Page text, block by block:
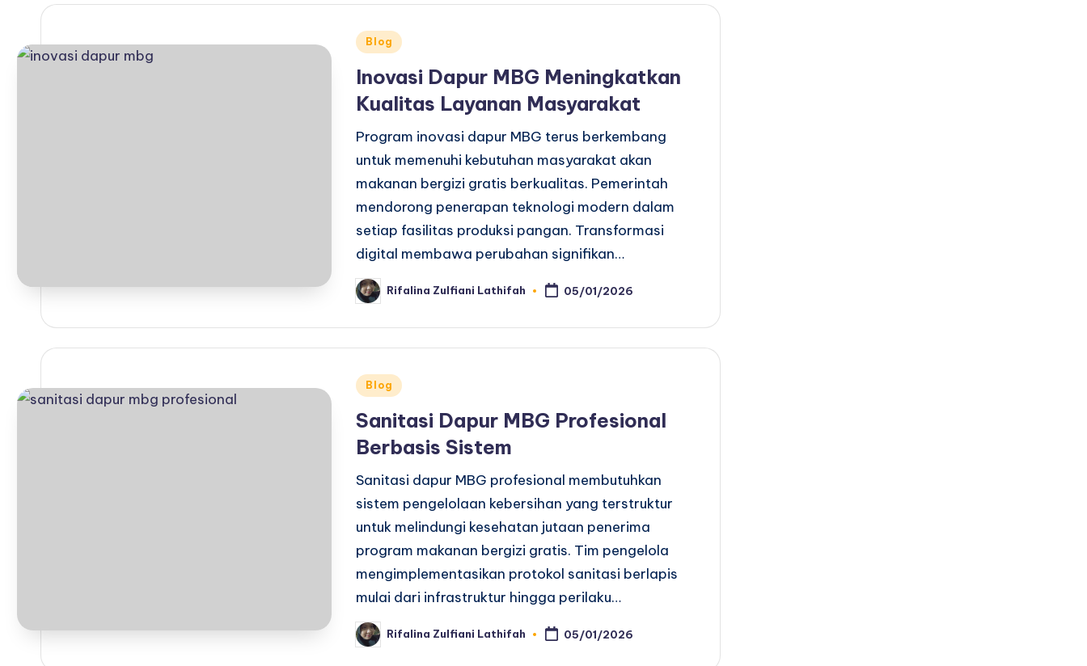
Posted
Blog
Inovasi Dapur MBG Meningkatkan
Kualitas Layanan Masyarakat
Program inovasi dapur MBG terus berkembang
untuk memenuhi kebutuhan masyarakat akan
makanan bergizi gratis berkualitas. Pemerintah
mendorong penerapan teknologi modern dalam
setiap fasilitas produksi pangan. Transformasi
digital membawa perubahan signifikan…
Posted
by
Rifalina Zulfiani Lathifah 05/01/2026
Posted
Blog
Sanitasi Dapur MBG Profesional
Berbasis Sistem
Sanitasi dapur MBG profesional membutuhkan
sistem pengelolaan kebersihan yang terstruktur
untuk melindungi kesehatan jutaan penerima
program makanan bergizi gratis. Tim pengelola
mengimplementasikan protokol sanitasi berlapis
mulai dari infrastruktur hingga perilaku…
Posted
by
Rifalina Zulfiani Lathifah 05/01/2026